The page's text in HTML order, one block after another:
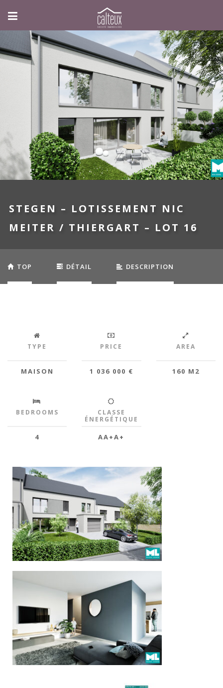
STEGEN – LOTISSEMENT NIC
MEITER / THIERGART – LOT 16
TOP DÉTAIL DESCRIPTION
TYPE
MAISON
PRICE
1 036 000 €
AREA
160 M2
BEDROOMS
4
CLASSE
ÉNERGÉTIQUE
AA+A+